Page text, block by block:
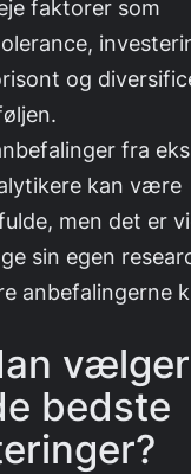
faktorer som
og
fra
kan være
men det er
sin egen
anbefalingerne
vælger
bedste